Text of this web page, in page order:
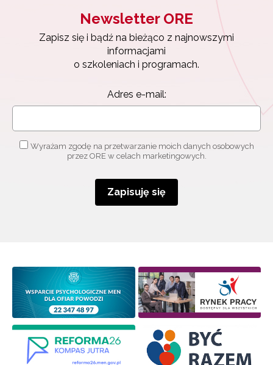
Newsletter ORE
Zapisz się i bądź na bieżąco z najnowszymi
informacjami
o szkoleniach i programach.
Adres e-mail:
Wyrażam zgodę na przetwarzanie moich danych osobowych
przez ORE w celach marketingowych.
Zapisuję się